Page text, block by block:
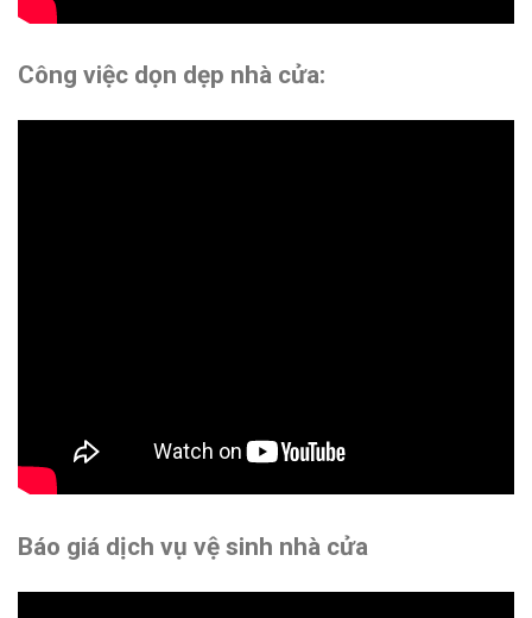
Công việc dọn dẹp nhà cửa:
Báo giá dịch vụ vệ sinh nhà cửa